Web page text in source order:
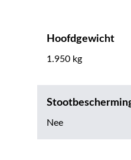
Hoofdgewicht
1.950 kg
Nee